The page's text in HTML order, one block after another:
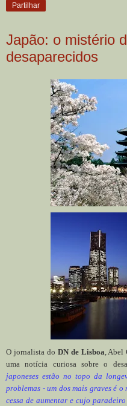
Partilhar
Japão: o mistério
desaparecidos
O jornalista do DN de Lisboa, Abel
uma notícia curiosa sobre o
japoneses estão no topo da
problemas - um dos mais graves é
cessa de aumentar e cujo